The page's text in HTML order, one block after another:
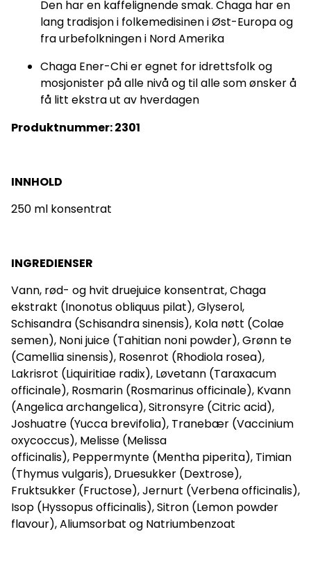
Den har en kaffelignende smak. Chaga har en
lang tradisjon i folkemedisinen i Øst-Europa og
fra urbefolkningen i Nord Amerika
Chaga Ener-Chi er egnet for idrettsfolk og
mosjonister på alle nivå og til alle som ønsker å
få litt ekstra ut av hverdagen
Produktnummer: 2301
INNHOLD
250 ml konsentrat
INGREDIENSER
Vann, rød- og hvit druejuice konsentrat, Chaga
ekstrakt (Inonotus obliquus pilat), Glyserol,
Schisandra (Schisandra sinensis), Kola nøtt (Colae
semen), Noni juice (Tahitian noni powder), Grønn te
(Camellia sinensis), Rosenrot (Rhodiola rosea),
Lakrisrot (Liquiritiae radix), Løvetann (Taraxacum
officinale), Rosmarin (Rosmarinus officinale), Kvann
(Angelica archangelica), Sitronsyre (Citric acid),
Joshuatre (Yucca brevifolia), Tranebær (Vaccinium
oxycoccus), Melisse (Melissa
officinalis), Peppermynte (Mentha piperita), Timian
(Thymus vulgaris), Druesukker (Dextrose),
Fruktsukker (Fructose), Jernurt (Verbena officinalis),
Isop (Hyssopus officinalis), Sitron (Lemon powder
flavour), Aliumsorbat og Natriumbenzoat